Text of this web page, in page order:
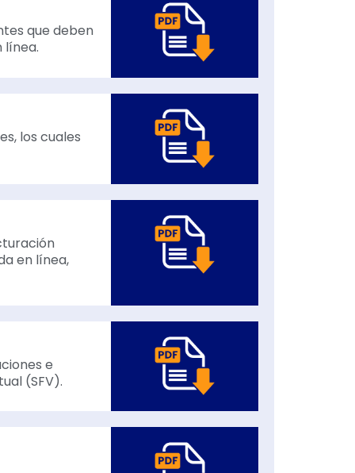
que deben
línea.
los cuales
en línea,
e
(SFV).